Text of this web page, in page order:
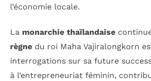
l’économie locale.
La monarchie thaïlandaise
règne du roi Maha Vajiralongkorn
interrogations sur sa future
à l’entrepreneuriat féminin,